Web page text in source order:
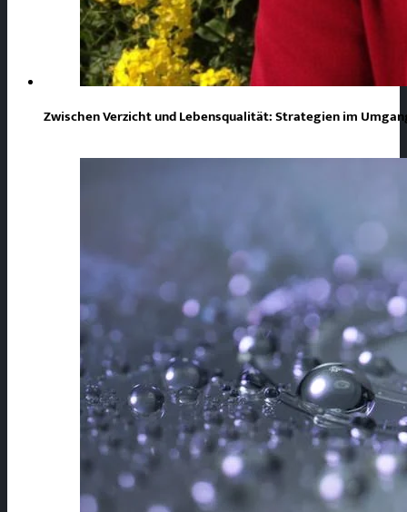
Zwischen Verzicht und Lebensqualität: Strategien im